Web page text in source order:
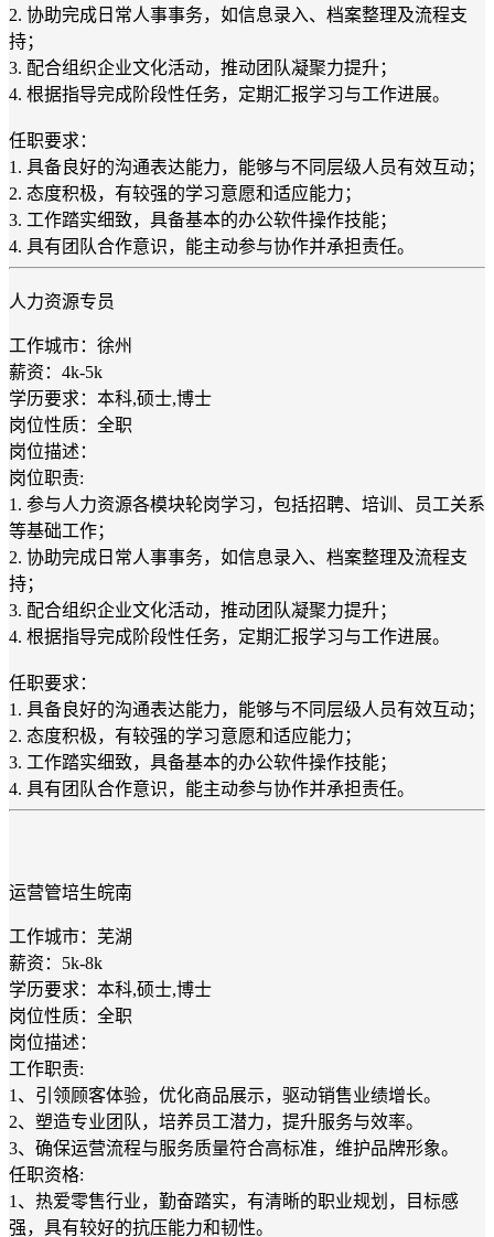
2. 协助完成日常人事事务，如信息录入、档案整理及流程支
持；
3. 配合组织企业文化活动，推动团队凝聚力提升；
4. 根据指导完成阶段性任务，定期汇报学习与工作进展。
任职要求：
1. 具备良好的沟通表达能力，能够与不同层级人员有效互动；
2. 态度积极，有较强的学习意愿和适应能力；
3. 工作踏实细致，具备基本的办公软件操作技能；
4. 具有团队合作意识，能主动参与协作并承担责任。
人力资源专员
工作城市：徐州
薪资：4k-5k
学历要求：本科,硕士,博士
岗位性质：全职
岗位描述：
岗位职责:
1. 参与人力资源各模块轮岗学习，包括招聘、培训、员工关系
等基础工作；
2. 协助完成日常人事事务，如信息录入、档案整理及流程支
持；
3. 配合组织企业文化活动，推动团队凝聚力提升；
4. 根据指导完成阶段性任务，定期汇报学习与工作进展。
任职要求：
1. 具备良好的沟通表达能力，能够与不同层级人员有效互动；
2. 态度积极，有较强的学习意愿和适应能力；
3. 工作踏实细致，具备基本的办公软件操作技能；
4. 具有团队合作意识，能主动参与协作并承担责任。
运营管培生皖南
工作城市：芜湖
薪资：5k-8k
学历要求：本科,硕士,博士
岗位性质：全职
岗位描述：
工作职责:
1、引领顾客体验，优化商品展示，驱动销售业绩增长。
2、塑造专业团队，培养员工潜力，提升服务与效率。
3、确保运营流程与服务质量符合高标准，维护品牌形象。
任职资格:
1、热爱零售行业，勤奋踏实，有清晰的职业规划，目标感
强，具有较好的抗压能力和韧性。